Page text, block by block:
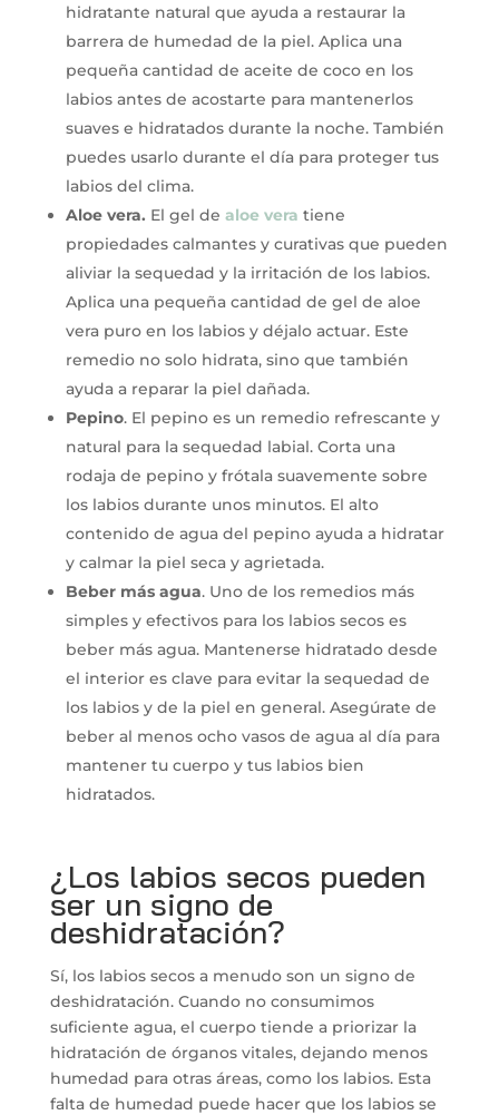
hidratante natural que ayuda a restaurar la
barrera de humedad de la piel. Aplica una
pequeña cantidad de aceite de coco en los
labios antes de acostarte para mantenerlos
suaves e hidratados durante la noche. También
puedes usarlo durante el día para proteger tus
labios del clima.
Aloe vera. El gel de aloe vera tiene
propiedades calmantes y curativas que pueden
aliviar la sequedad y la irritación de los labios.
Aplica una pequeña cantidad de gel de aloe
vera puro en los labios y déjalo actuar. Este
remedio no solo hidrata, sino que también
ayuda a reparar la piel dañada.
Pepino. El pepino es un remedio refrescante y
natural para la sequedad labial. Corta una
rodaja de pepino y frótala suavemente sobre
los labios durante unos minutos. El alto
contenido de agua del pepino ayuda a hidratar
y calmar la piel seca y agrietada.
Beber más agua. Uno de los remedios más
simples y efectivos para los labios secos es
beber más agua. Mantenerse hidratado desde
el interior es clave para evitar la sequedad de
los labios y de la piel en general. Asegúrate de
beber al menos ocho vasos de agua al día para
mantener tu cuerpo y tus labios bien
hidratados.
¿Los labios secos pueden
ser un signo de
deshidratación?
Sí, los labios secos a menudo son un signo de
deshidratación. Cuando no consumimos
suficiente agua, el cuerpo tiende a priorizar la
hidratación de órganos vitales, dejando menos
humedad para otras áreas, como los labios. Esta
falta de humedad puede hacer que los labios se